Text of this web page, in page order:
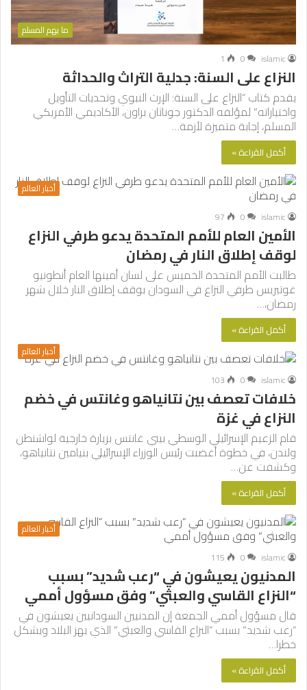
ما يهم المسلم
islamic
0
1
النزاع على السنة: جدلية التراث والحداثة
يقدم كتاب “النزاع على السنة: الإرث النبوي وتحديات التأويل
واختياراته” لمؤلفه الدكتور جوناثان براون، الأكاديمي الأمريكي
المسلم، إجابة متميزة لأزمة…
أكمل القراءة »
أخبار العالم
islamic
0
97
الأمين العام للأمم المتحدة يدعو طرفي النزاع
لوقف إطلاق النار في رمضان
طالبت الأمم المتحدة الخميس على لسان أمينها العام أنطونيو
غوتيريس طرفي النزاع في السودان بوقف إطلاق النار خلال شهر
رمضان،…
أكمل القراءة »
أخبار العالم
islamic
0
103
خلافات تعصف بين نتانياهو وغانتس في خضم
النزاع في غزة
قام الزعيم الإسرائيلي الوسطي بيني غانتس بزيارة خارجية لواشنطن
ولندن، في خطوة أغضبت رئيس الوزراء الإسرائيلي بنيامين نتانياهو،
وكشفت عن…
أكمل القراءة »
أخبار العالم
islamic
0
115
المدنيون يعيشون في “رعب شديد” بسبب
“النزاع القاسي والعبثي” وفق مسؤول أممي
قال مسؤول أممي الجمعة إن المدنيين السودانيين يعيشون في
“رعب شديد” بسبب “النزاع القاسي والعبثي” الذي يهز البلاد ويشكل
خطرا…
أكمل القراءة »